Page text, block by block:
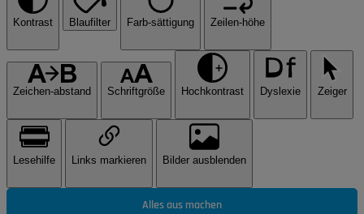
Kontrast Blaufilter Farb-sättigung Zeilen-höhe
Zeichen-abstand Schriftgröße Hochkontrast Dyslexie Zeiger
Lesehilfe Links markieren Bilder ausblenden
Alles aus machen